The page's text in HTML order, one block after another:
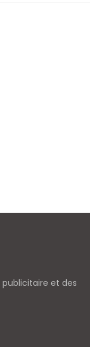
publicitaire et des